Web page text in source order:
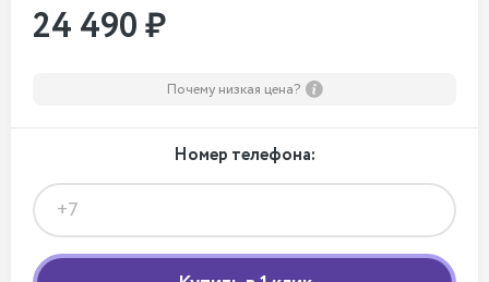
24 490 ₽
Почему низкая цена?
Номер телефона: